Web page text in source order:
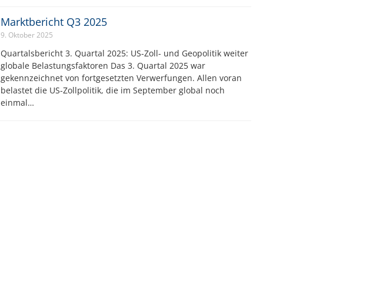
Marktbericht Q3 2025
9. Oktober 2025
Quartalsbericht 3. Quartal 2025: US-Zoll- und Geopolitik weiter
globale Belastungsfaktoren Das 3. Quartal 2025 war
gekennzeichnet von fortgesetzten Verwerfungen. Allen voran
belastet die US-Zollpolitik, die im September global noch
einmal…